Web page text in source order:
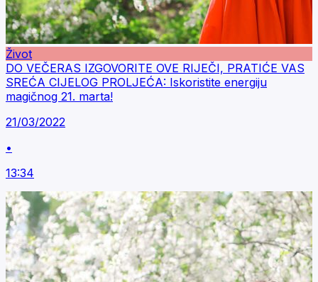
Život
DO VEČERAS IZGOVORITE OVE RIJEČI, PRATIĆE VAS
SREĆA CIJELOG PROLJEĆA: Iskoristite energiju
magičnog 21. marta!
21/03/2022
•
13:34